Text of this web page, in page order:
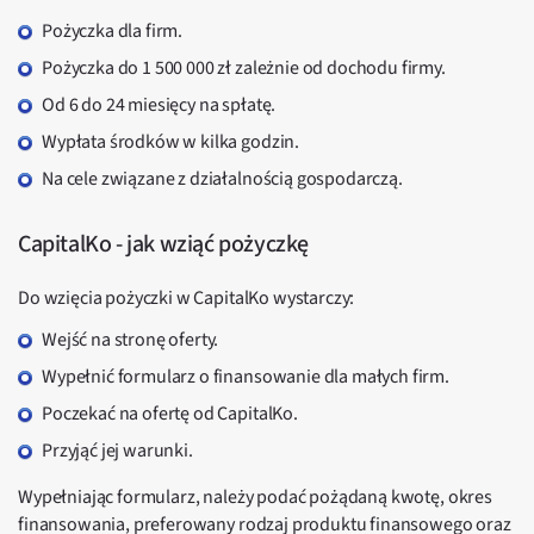
Pożyczka dla firm.
Pożyczka do 1 500 000 zł zależnie od dochodu firmy.
Od 6 do 24 miesięcy na spłatę.
Wypłata środków w kilka godzin.
Na cele związane z działalnością gospodarczą.
CapitalKo - jak wziąć pożyczkę
Do wzięcia pożyczki w CapitalKo wystarczy:
Wejść na stronę oferty.
Wypełnić formularz o finansowanie dla małych firm.
Poczekać na ofertę od CapitalKo.
Przyjąć jej warunki.
Wypełniając formularz, należy podać pożądaną kwotę, okres
finansowania, preferowany rodzaj produktu finansowego oraz